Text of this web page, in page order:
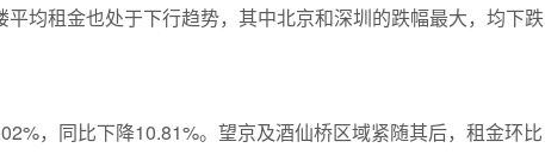
均租金也处于下行趋势，其中北京和深圳的跌幅最大，均下跌
，同比下降10.81%。望京及酒仙桥区域紧随其后，租金环比